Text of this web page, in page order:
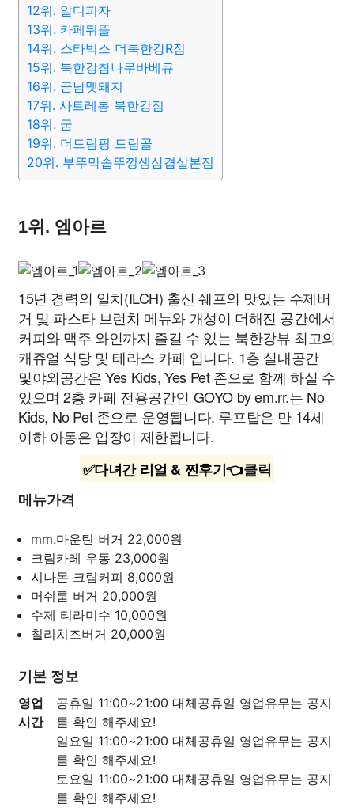
12위. 알디피자
13위. 카페뒤뜰
14위. 스타벅스 더북한강R점
15위. 북한강참나무바베큐
16위. 금남멧돼지
17위. 사트레봉 북한강점
18위. 굼
19위. 더드림핑 드림골
20위. 부뚜막솥뚜껑생삼겹살본점
1위. 엠아르
15년 경력의 일치(ILCH) 출신 쉐프의 맛있는 수제버
거 및 파스타 브런치 메뉴와 개성이 더해진 공간에서
커피와 맥주 와인까지 즐길 수 있는 북한강뷰 최고의
캐쥬얼 식당 및 테라스 카페 입니다. 1층 실내공간
및야외공간은 Yes Kids, Yes Pet 존으로 함께 하실 수
있으며 2층 카페 전용공간인 GOYO by em.rr.는 No
Kids, No Pet 존으로 운영됩니다. 루프탑은 만 14세
이하 아동은 입장이 제한됩니다.
✅다녀간 리얼 & 찐후기👈클릭
메뉴가격
mm.마운틴 버거 22,000원
크림카레 우동 23,000원
시나몬 크림커피 8,000원
머쉬룸 버거 20,000원
수제 티라미수 10,000원
칠리치즈버거 20,000원
기본 정보
영업
시간
공휴일 11:00~21:00 대체공휴일 영업유무는 공지
를 확인 해주세요!
일요일 11:00~21:00 대체공휴일 영업유무는 공지
를 확인 해주세요!
토요일 11:00~21:00 대체공휴일 영업유무는 공지
를 확인 해주세요!